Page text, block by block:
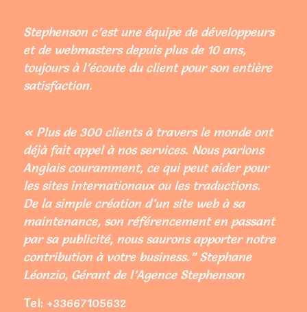
Stephenson c’est une équipe de développeurs
et de webmasters depuis plus de 10 ans,
toujours à l’écoute du client pour son entière
satisfaction.
« Plus de 300 clients à travers le monde ont
déjà fait appel à nos services. Nous parlons
Anglais couramment, ce qui peut aider pour
les sites internationaux ou les traductions.
De la simple création d’un site web à sa
maintenance, son référencement en passant
par sa publicité, nous saurons apporter notre
contribution à votre business.” Stephane
Léonzio, Gérant de l’Agence Stephenson
Tel: +33667105632